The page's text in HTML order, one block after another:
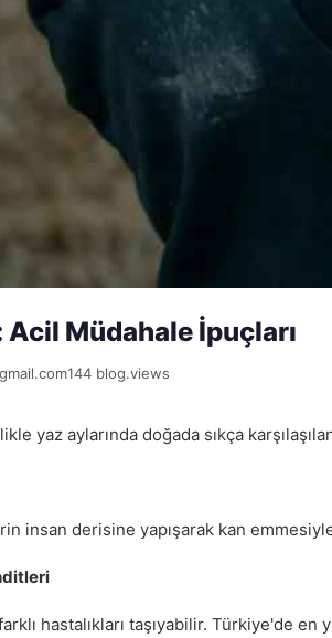
Acil Müdahale İpuçları
144 blog.views
yaz aylarında doğada sıkça
insan derisine yapışarak kan
hastalıkları taşıyabilir. Türkiye'de en